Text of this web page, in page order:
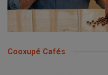
Cooxupé Cafés